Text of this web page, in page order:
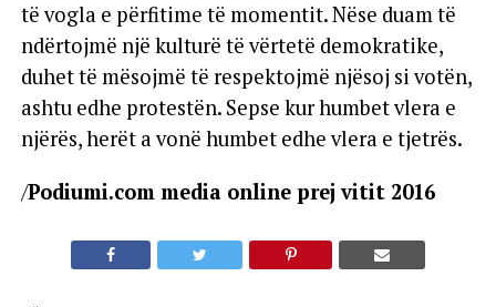
të vogla e përfitime të momentit. Nëse duam të
ndërtojmë një kulturë të vërtetë demokratike,
duhet të mësojmë të respektojmë njësoj si votën,
ashtu edhe protestën. Sepse kur humbet vlera e
njërës, herët a vonë humbet edhe vlera e tjetrës.
/Podiumi.com media online prej vitit 2016